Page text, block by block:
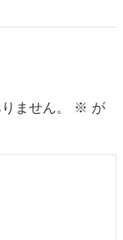
ません。 ※ が